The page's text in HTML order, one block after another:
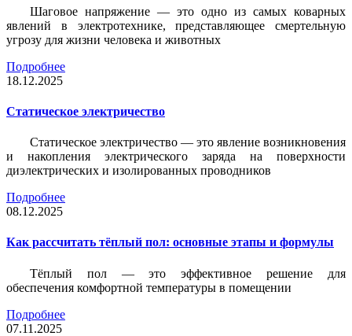
Шаговое напряжение — это одно из самых коварных
явлений в электротехнике, представляющее смертельную
угрозу для жизни человека и животных
Подробнее
18.12.2025
Статическое электричество
Статическое электричество — это явление возникновения
и накопления электрического заряда на поверхности
диэлектрических и изолированных проводников
Подробнее
08.12.2025
Как рассчитать тёплый пол: основные этапы и формулы
Тёплый пол — это эффективное решение для
обеспечения комфортной температуры в помещении
Подробнее
07.11.2025